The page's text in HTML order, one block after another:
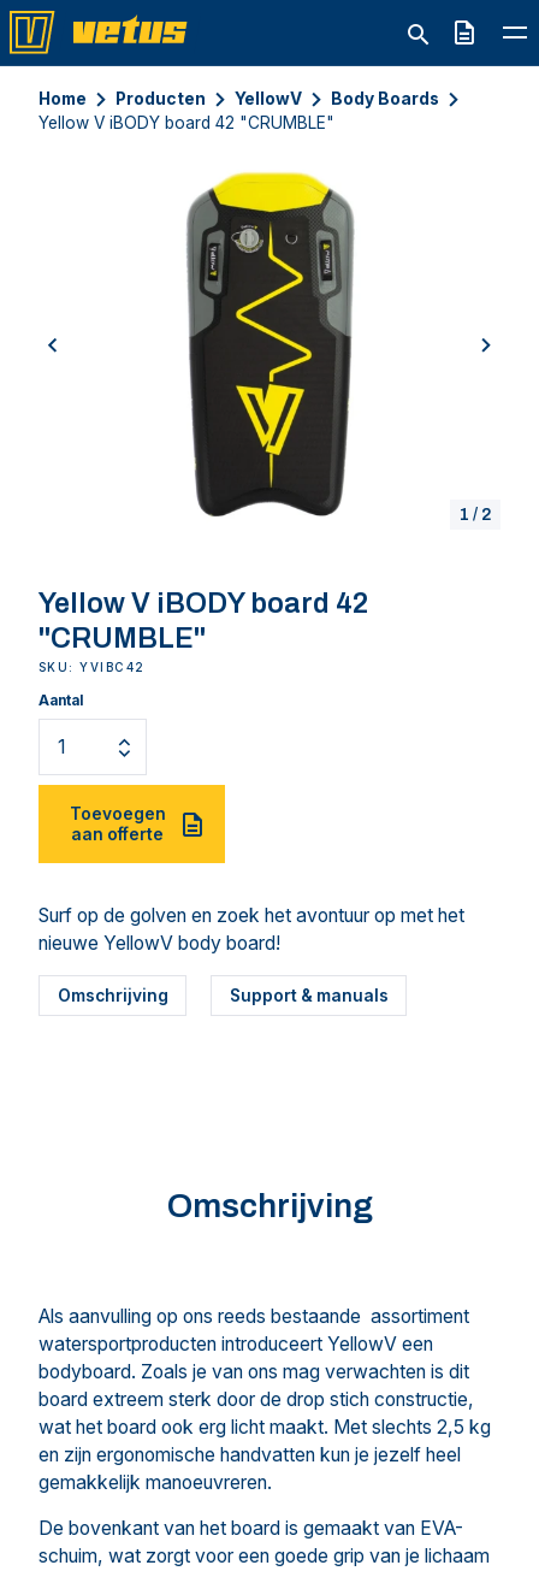
Offerte
Home Producten YellowV
Body Boards
Yellow V iBODY board 42 "CRUMBLE"
previous next
1 / 2
Yellow V iBODY board 42
"CRUMBLE"
SKU: YVIBC42
Aantal
Toevoegen
aan offerte
Surf op de golven en zoek het avontuur op met het
nieuwe YellowV body board!
Omschrijving Support & manuals
Omschrijving
Als aanvulling op ons reeds bestaande assortiment
watersportproducten introduceert YellowV een
bodyboard. Zoals je van ons mag verwachten is dit
board extreem sterk door de drop stich constructie,
wat het board ook erg licht maakt. Met slechts 2,5 kg
en zijn ergonomische handvatten kun je jezelf heel
gemakkelijk manoeuvreren.
De bovenkant van het board is gemaakt van EVA-
schuim, wat zorgt voor een goede grip van je lichaam